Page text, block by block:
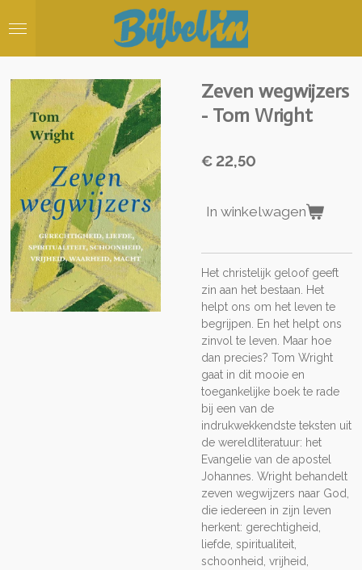
direct
hoofdinhoud
Zeven wegwijzers
- Tom Wright
€ 22,50
In winkelwagen
Het christelijk geloof geeft
zin aan het bestaan. Het
helpt ons om het leven te
begrijpen. En het helpt ons
zinvol te leven. Maar hoe
dan precies? Tom Wright
gaat in dit mooie en
toegankelijke boek te rade
bij een van de
indrukwekkendste teksten uit
de wereldliteratuur: het
Evangelie van de apostel
Johannes. Wright behandelt
zeven wegwijzers naar God,
die iedereen in zijn leven
herkent: gerechtigheid,
liefde, spiritualiteit,
schoonheid, vrijheid,